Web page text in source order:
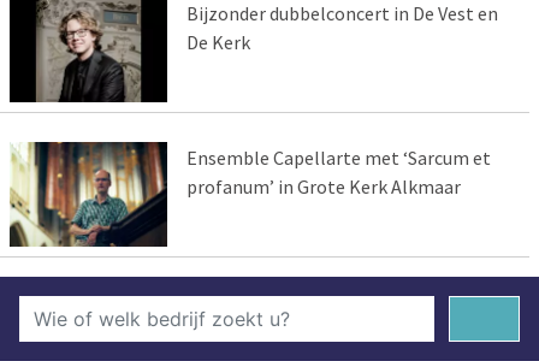
Bijzonder dubbelconcert in De Vest en
De Kerk
Ensemble Capellarte met ‘Sarcum et
profanum’ in Grote Kerk Alkmaar